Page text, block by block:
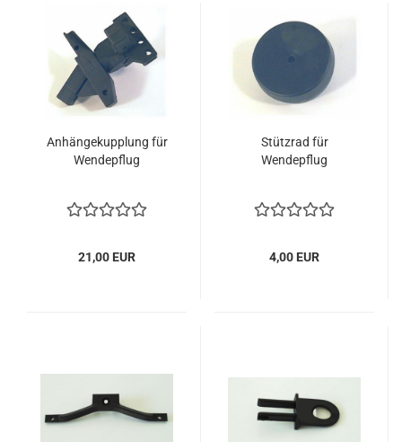
Anhängekupplung für
Wendepflug
21,00 EUR
Stützrad für
Wendepflug
4,00 EUR